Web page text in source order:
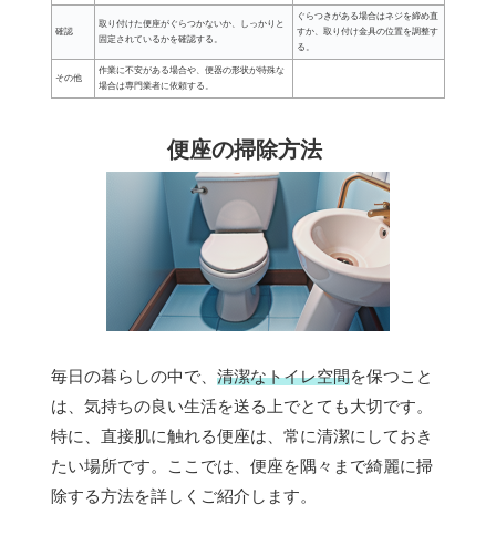
確認
取り付けた便座がぐらつかないか、しっかりと
固定されているかを確認する。
ぐらつきがある場合はネジを締め直
すか、取り付け金具の位置を調整す
る。
その他
作業に不安がある場合や、便器の形状が特殊な
場合は専門業者に依頼する。
便座の掃除方法
毎日の暮らしの中で、 清潔なトイレ空間を保つこと
は、気持ちの良い生活を送る上でとても大切です。
特に、直接肌に触れる便座は、常に清潔にしておき
たい場所です。ここでは、便座を隅々まで綺麗に掃
除する方法を詳しくご紹介します。